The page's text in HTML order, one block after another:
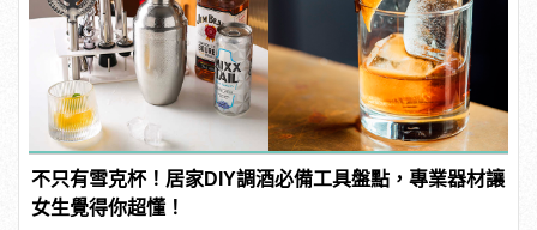
不只有雪克杯！居家DIY調酒必備工具盤點，專業器材讓
女生覺得你超懂！